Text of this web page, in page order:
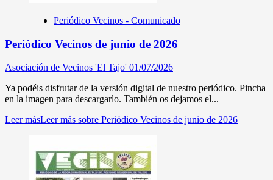
Periódico Vecinos - Comunicado
Periódico Vecinos de junio de 2026
Asociación de Vecinos 'El Tajo' 01/07/2026
Ya podéis disfrutar de la versión digital de nuestro periódico. Pincha
en la imagen para descargarlo. También os dejamos el...
Leer másLeer más sobre Periódico Vecinos de junio de 2026